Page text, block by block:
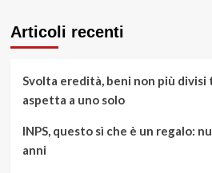
Articoli recenti
Svolta eredità, beni non più divisi
aspetta a uno solo
INPS, questo sì che è un regalo:
anni